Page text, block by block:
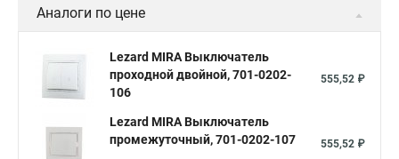
Аналоги по цене
Lezard MIRA Выключатель
проходной двойной, 701-0202-
106
555,52 ₽
Lezard MIRA Выключатель
промежуточный, 701-0202-107
555,52 ₽